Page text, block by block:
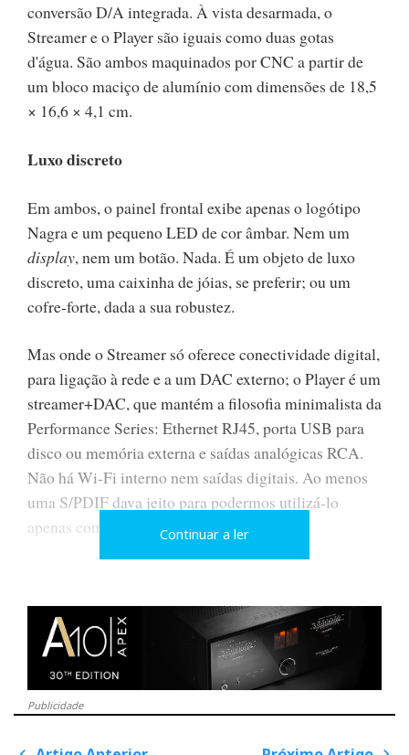
conversão D/A integrada. À vista desarmada, o
Streamer e o Player são iguais como duas gotas
d'água. São ambos maquinados por CNC a partir de
um bloco maciço de alumínio com dimensões de 18,5
× 16,6 × 4,1 cm.
Luxo discreto
Em ambos, o painel frontal exibe apenas o logótipo
Nagra e um pequeno LED de cor âmbar. Nem um
display, nem um botão. Nada. É um objeto de luxo
discreto, uma caixinha de jóias, se preferir; ou um
cofre-forte, dada a sua robustez.
Mas onde o Streamer só oferece conectividade digital,
para ligação à rede e a um DAC externo; o Player é um
streamer+DAC, que mantém a filosofia minimalista da
Performance Series: Ethernet RJ45, porta USB para
disco ou memória externa e saídas analógicas RCA.
Não há Wi-Fi interno nem saídas digitais. Ao menos
uma S/PDIF dava jeito para podermos utilizá-lo
apenas como
streamer.
mesma rede doméstica. Para alguns, essa austeridade
será uma virtude. Para outros, será uma limitação,
sobretudo para quem valoriza a flexibilidade.
O Streamer é aconselhado para quem já possui um
DAC Nagra (via Nagra Link) ou outro de igual
Continuar a ler
Publicidade